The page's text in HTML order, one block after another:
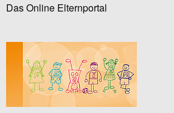
Das Online Elternportal